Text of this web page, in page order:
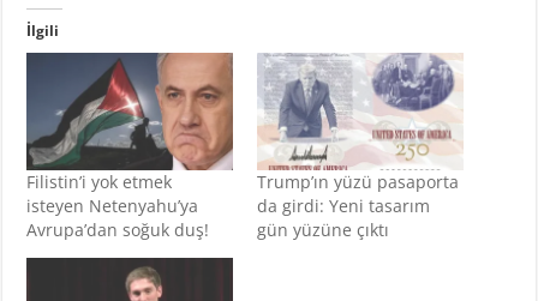
İlgili
Filistin’i yok etmek
isteyen Netenyahu’ya
Avrupa’dan soğuk duş!
Trump’ın yüzü pasaporta
da girdi: Yeni tasarım
gün yüzüne çıktı